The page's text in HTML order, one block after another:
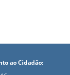
ao Cidadão: